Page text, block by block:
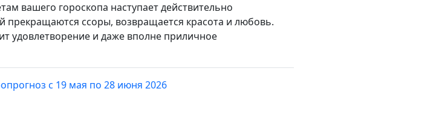
вашего гороскопа наступает действительно
ссоры, возвращается красота и любовь.
удовлетворение и даже вполне приличное
с 19 мая по 28 июня 2026